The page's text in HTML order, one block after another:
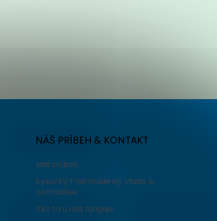
NÁŠ PRÍBEH & KONTAKT
Náš príbeh
Kysucký Trail Guide by Vlado &
KostraBike
Ako to u nás funguje